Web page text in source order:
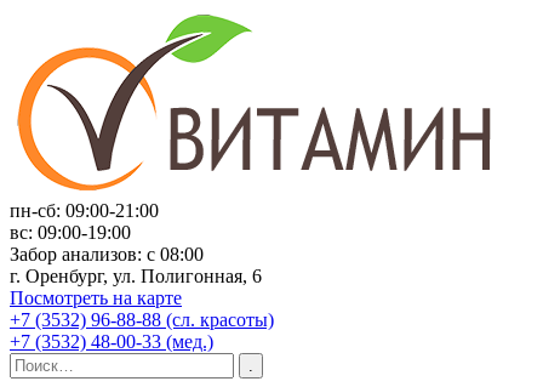
пн-сб: 09:00-21:00
вс: 09:00-19:00
Забор анализов: с 08:00
г. Оренбург, ул. Полигонная, 6
Посмотреть на карте
+7 (3532) 96-88-88 (сл. красоты)
+7 (3532) 48-00-33 (мед.)